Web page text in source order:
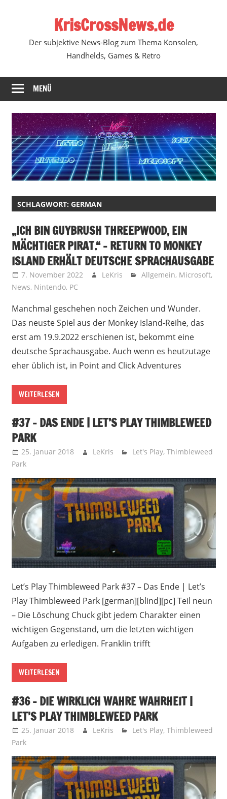
KrisCrossNews.de
Der subjektive News-Blog zum Thema Konsolen,
Handhelds, Games & Retro
MENÜ
SCHLAGWORT: GERMAN
„ICH BIN GUYBRUSH THREEPWOOD, EIN
MÄCHTIGER PIRAT.“ – RETURN TO MONKEY
ISLAND ERHÄLT DEUTSCHE SPRACHAUSGABE
7. November 2022 LeKris Allgemein, Microsoft,
News, Nintendo, PC
Manchmal geschehen noch Zeichen und Wunder.
Das neuste Spiel aus der Monkey Island-Reihe, das
erst am 19.9.2022 erschienen ist, bekommt eine
deutsche Sprachausgabe. Auch wenn es heutzutage
eher üblich ist, in Point and Click Adventures
WEITERLESEN
#37 – DAS ENDE | LET’S PLAY THIMBLEWEED
PARK
25. Januar 2018 LeKris Let's Play,Thimbleweed
Park
Let’s Play Thimbleweed Park #37 – Das Ende | Let’s
Play Thimbleweed Park [german][blind][pc] Teil neun
– Die Löschung Chuck gibt jedem Charakter einen
wichtigen Gegenstand, um die letzten wichtigen
Aufgaben zu erledigen. Franklin trifft
WEITERLESEN
#36 – DIE WIRKLICH WAHRE WAHRHEIT |
LET’S PLAY THIMBLEWEED PARK
25. Januar 2018 LeKris Let's Play,Thimbleweed
Park